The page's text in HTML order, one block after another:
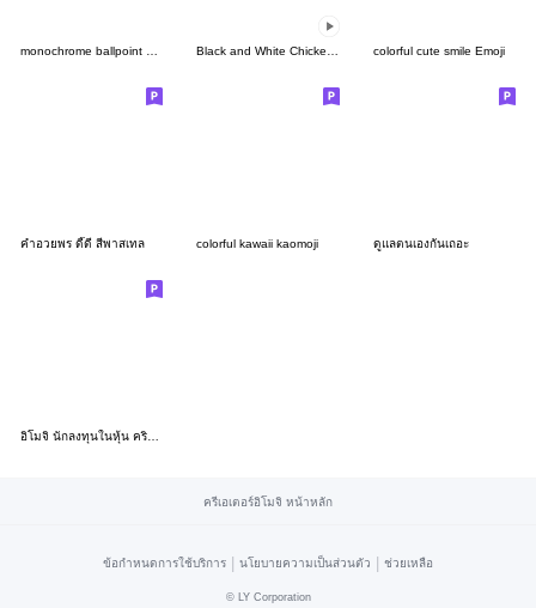
colorful cute smile Emoji
คำอวยพร ดี๊ดี สีพาสเทล colorful kawaii kaomoji ดูแลตนเองกันเถอะ
อิโมจิ นักลงทุนในหุ้น คริปโต หวย
ครีเอเตอร์อิโมจิ หน้าหลัก
ข้อกำหนดการใช้บริการ นโยบายความเป็นส่วนตัว ช่วยเหลือ
© LY Corporation